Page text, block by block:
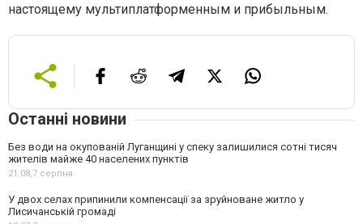
настоящему мультиплатформенным и прибыльным.
Останні новини
Без води на окупованій Луганщині у спеку залишилися сотні тисяч
жителів майже 40 населених пунктів
21:08,7 серпня
У двох селах припинили компенсації за зруйноване житло у
Лисичанській громаді